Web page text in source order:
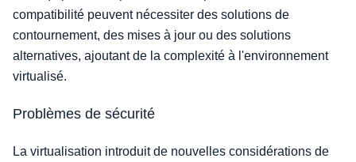
compatibilité peuvent nécessiter des solutions de
contournement, des mises à jour ou des solutions
alternatives, ajoutant de la complexité à l'environnement
virtualisé.
Problèmes de sécurité
La virtualisation introduit de nouvelles considérations de